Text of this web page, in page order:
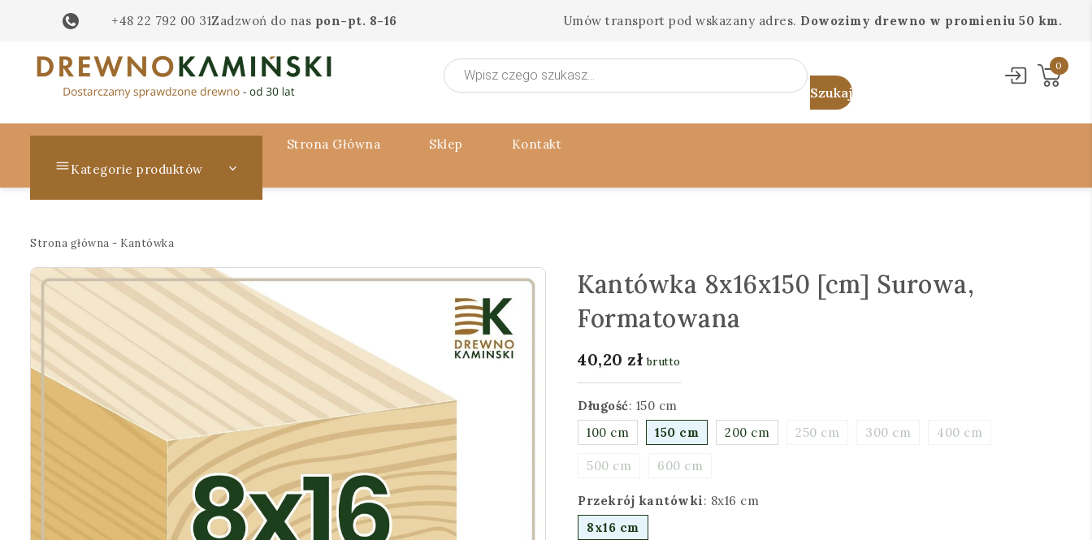
+48 22 792 00 31Zadzwoń do nas pon-pt. 8-16 Umów transport pod wskazany adres. Dowozimy drewno w promieniu 50 km.
Wyszukiwarka
produktów
0
Kategorie produktów
Strona Główna Sklep Kontakt
Strona główna - Kantówka
Kantówka 8x16x150 [cm] Surowa,
Formatowana
40,20 zł brutto
Długość: 150 cm
100 cm
150 cm 200 cm 250 cm 300 cm 400 cm
500 cm 600 cm
Przekrój kantówki: 8x16 cm
8x16 cm